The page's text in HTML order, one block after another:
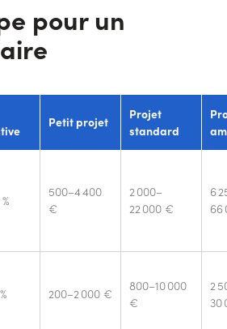
pour un
Petit projet
Projet
standard
500–4 400
€
2 000–
22 000 €
6
66
200–2 000 €
800–10 000
€
2
30